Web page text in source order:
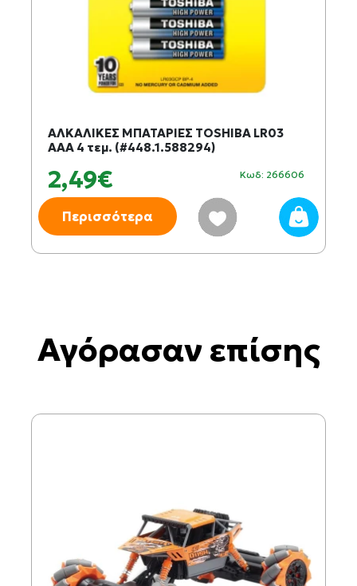
ΑΛΚΑΛΙΚΕΣ ΜΠΑΤΑΡΙΕΣ TOSHIBA LR03
AAA 4 τεμ. (#448.1.588294)
2,49€ Κωδ: 266606
Περισσότερα
Αγόρασαν επίσης